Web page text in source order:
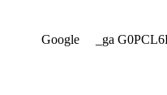
Google _ga